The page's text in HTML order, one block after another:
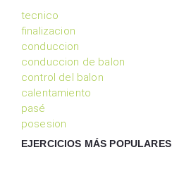
tecnico
finalizacion
conduccion
conduccion de balon
control del balon
calentamiento
pasé
posesion
EJERCICIOS MÁS POPULARES